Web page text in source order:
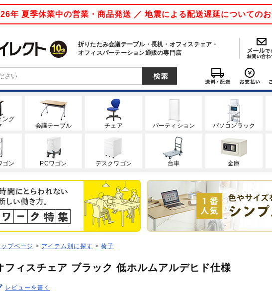
年 夏季休業中の営業・商品発送 ／ 地震による配送遅延についての
折りたたみ会議テーブル・長机・オフィスチェア・
オフィスパーテーション通販の専門店
ング
会議テーブル チェア パーティション パソコンラック
ゴン PCワゴン デスクワゴン 台車 金庫
ップページ > アイテム別に探す > 椅子
フィスチェア ブラック 低ホルムアルデヒド仕様
レビューを書く